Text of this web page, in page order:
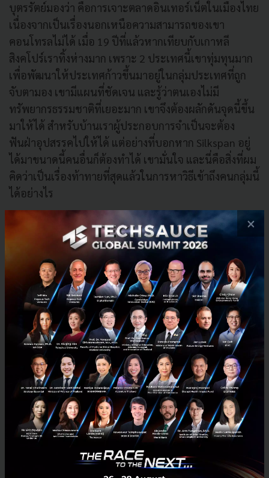
บุตรรัตย์มองว่า คือการเจาะตลาดอินเทอร์เน็ตในเมืองไทย
เนื่องจากเป็นเรื่องนอกเหนือความสามารถของเขา
คอนโทรลไม่ได้ เมื่อ 19 ปีที่แล้วหากเทียบกับเกาหลี
สิงคโปร์เราทิ้งห่างมาก เพราะ 2 ประเทศนี้เขาทุ่มทุนมาก
เพื่อพัฒนาให้ประเทศก้าวขึ้นมาอยู่ในกลุ่มประเทศที่ถูก
จับตามอง เขามีแผนที่ชัดเจน และรู้ว่าตนเองไม่มี
ทรัพยากรธรรมชาติที่เยอะมาก เขาจึงต้องผลักดันจุดนี้ขึ้น
มาให้ได้ สำหรับบ้านเราผู้ประกอบการจำเป็นจะต้อง
ฟันฝ่าอุปสรรคไปให้ได้ แต่อย่างที่บอกหาก Silkspan อยู่
ได้มาขนาดนี้คนอื่นก็ต้องทำได้ เขามั่นใจ และนี่คือสิ่งที่ผม
คิดว่าเป็นเรื่องท้าทายที่สุดแล้วในการหาวิธีเข้าถึงคนกลุ่มนี้
ได้อย่างไร
คำแนะนำสำหรับบริษัทที่อยู่บนออฟไลน์และ
อยากขยับมาออนไลน์
เขามองว่าตัว CEO คือส่วนสำคัญที่สุด ของพวกนี้เป็นเรื่อง
ที่มาจากวัฒนธรรมองค์กร เขาเห็นมาเยอะบริษัทที่ดำเนิน
ธุรกิจแบบเดิม สุดท้ายเมื่อจะเปลี่ยน เจ้าของมักบอกว่าเอา
ไว้ก่อนแล้วกันเพราะสุดท้ายแล้วลูกน้องอย่างไรก็ต้องทำ
ตามนาย การเปลี่ยนเข้าสู่โลกดิจิทัลมันดีแน่นอนเนื่องจาก
มีประสิทธิภาพมากกว่าใช้คนน้อยกว่า Digital
transformation หากมองให้ดีนั้นมันคือโอกาสของทุก
องค์กร ในงานลักษณะเดียวกัน งานบางงานใช้เพียง 4 คน
แต่บางบริษัทอาจต้องใช้ 200 คน
มองอนาคตของ Silkspan ไว้อย่างไร
วันนี้ถ้าเดินเข้าธนาคารไปเมื่อต้องการกู้ยืมเขาก็ต้องบอก
ว่าของของเขาดีที่สุดโดยไม่มีการเปรียบเทียบ ทำประกัน
×